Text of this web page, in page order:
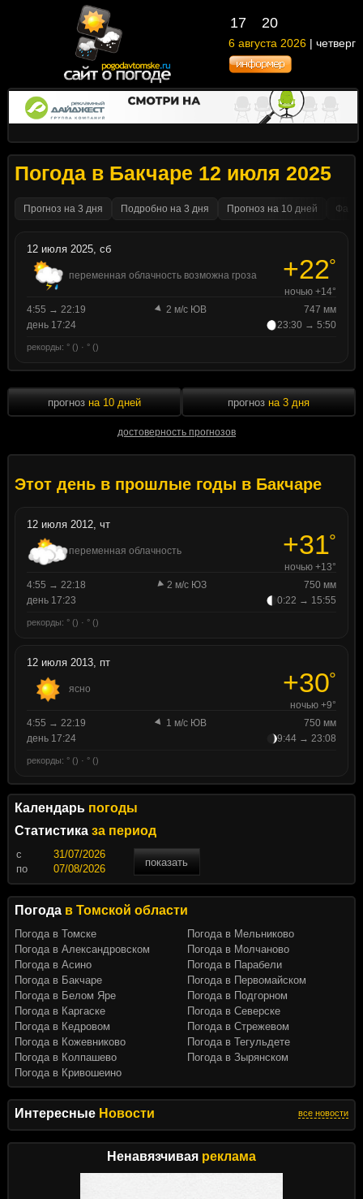
17 20
6 августа 2026 | четверг
Интересные Новости все новости
Ненавязчивая реклама
Погода в Бакчаре 12 июля 2025
Прогноз на 3 дня Подробно на 3 дня Прогноз на 10 дней
12 июля 2025, сб
переменная облачность возможна гроза +22°
ночью +14°
4:55 → 22:19
2 м/с ЮВ
747 мм
день 17:24
23:30 → 5:50
рекорды: ° () · ° ()
прогноз на 10 дней
достоверность прогнозов
прогноз на 3 дня
Этот день в прошлые годы в Бакчаре
12 июля 2012, чт
переменная облачность +31°
ночью +13°
4:55 → 22:18
2 м/с ЮЗ
750 мм
день 17:23
0:22 → 15:55
рекорды: ° () · ° ()
12 июля 2013, пт
ясно +30°
ночью +9°
4:55 → 22:19
1 м/с ЮВ
750 мм
день 17:24
9:44 → 23:08
рекорды: ° () · ° ()
Календарь погоды
Статистика за период
c
показать
по
Погода в Томской области
Погода в Томске
Погода в Александровском
Погода в Асино
Погода в Бакчаре
Погода в Белом Яре
Погода в Каргаске
Погода в Кедровом
Погода в Кожевниково
Погода в Колпашево
Погода в Кривошеино
Погода в Мельниково
Погода в Молчаново
Погода в Парабели
Погода в Первомайском
Погода в Подгорном
Погода в Северске
Погода в Стрежевом
Погода в Тегульдете
Погода в Зырянском